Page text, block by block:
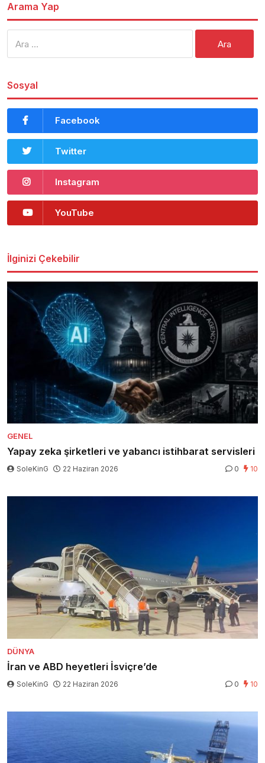
Arama Yap
Sosyal
Facebook
Twitter
Instagram
YouTube
İlginizi Çekebilir
GENEL
Yapay zeka şirketleri ve yabancı istihbarat servisleri
SoleKinG 22 Haziran 2026 0 10
DÜNYA
İran ve ABD heyetleri İsviçre’de
SoleKinG 22 Haziran 2026 0 10